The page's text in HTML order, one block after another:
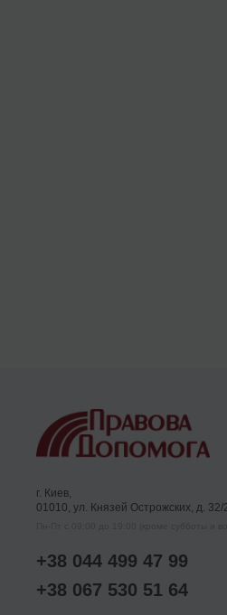
г. Киев,
01010, ул. Князей Острожских, д.
+38 044 499 47 99
+38 067 530 51 64